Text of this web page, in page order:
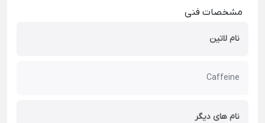
مشخصات فنی
نام لاتین
Caffeine
نام های دیگر